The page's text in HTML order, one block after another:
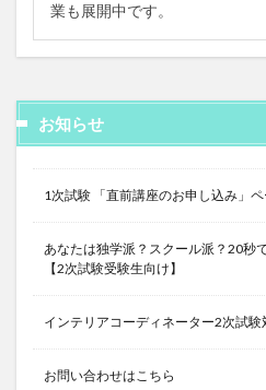
業も展開中です。
お知らせ
1次試験 「直前講座のお申し込み」ペ
あなたは独学派？スクール派？20秒
【2次試験受験生向け】
インテリアコーディネーター2次試
お問い合わせはこちら